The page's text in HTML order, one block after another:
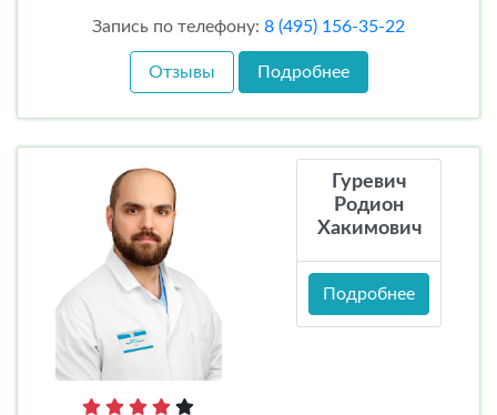
Запись по телефону: 8 (495) 156-35-22
Отзывы Подробнее
Гуревич
Родион
Хакимович
Подробнее